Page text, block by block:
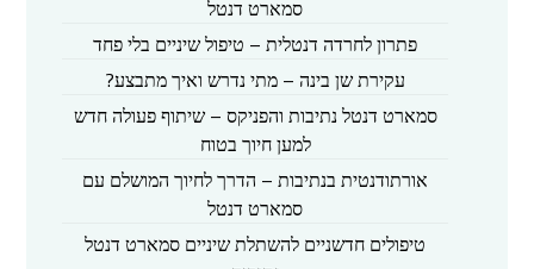
סמארט דנטל
פתרון לחרדה דנטלית – טיפול שיניים בלי פחד
עקירת שן בינה – מתי נדרש ואיך מתבצע?
סמארט דנטל נתיבות והפניקס – שיתוף פעולה חדש
למען חיוך בטוח
אורתודנטית בנתיבות – הדרך לחיוך המושלם עם
סמארט דנטל
טיפולים חדשניים להשתלת שיניים סמארט דנטל